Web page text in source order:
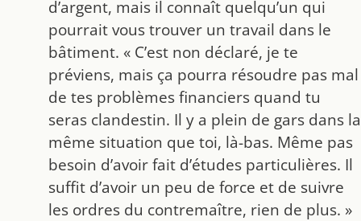
d’argent, mais il connaît quelqu’un qui
pourrait vous trouver un travail dans le
bâtiment. « C’est non déclaré, je te
préviens, mais ça pourra résoudre pas mal
de tes problèmes financiers quand tu
seras clandestin. Il y a plein de gars dans la
même situation que toi, là-bas. Même pas
besoin d’avoir fait d’études particulières. Il
suffit d’avoir un peu de force et de suivre
les ordres du contremaître, rien de plus. »